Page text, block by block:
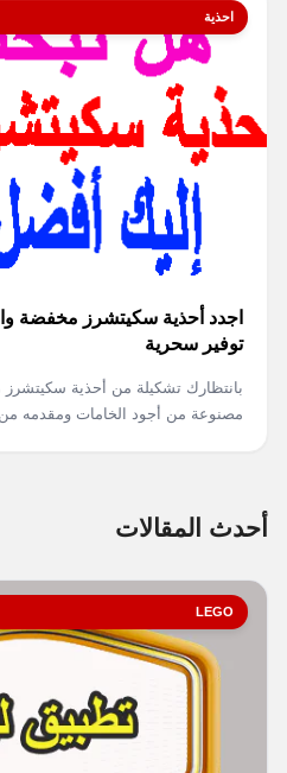
احذية
اجدد أحذية سكيتشرز مخفضة
توفير سحرية
بانتظارك تشكيلة من أحذية
مصنوعة من أجود الخامات ومقدمه
أحدث المقالات
LEGO